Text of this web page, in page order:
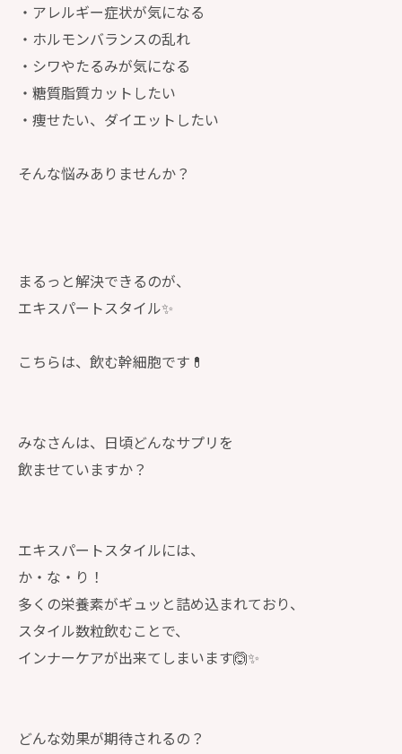
・アレルギー症状が気になる
・ホルモンバランスの乱れ
・シワやたるみが気になる
・糖質脂質カットしたい
・痩せたい、ダイエットしたい
そんな悩みありませんか？
まるっと解決できるのが、
エキスパートスタイル✨
こちらは、飲む幹細胞です💊
みなさんは、日頃どんなサプリを
飲ませていますか？
エキスパートスタイルには、
か・な・り！
多くの栄養素がギュッと詰め込まれており、
スタイル数粒飲むことで、
インナーケアが出来てしまいます🙆✨
どんな効果が期待されるの？